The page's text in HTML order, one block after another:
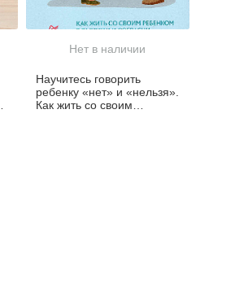
Нет в наличии
Научитесь говорить
ребенку «нет» и «нельзя».
Как жить со своим